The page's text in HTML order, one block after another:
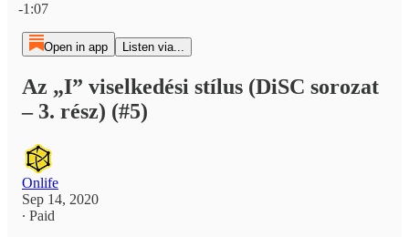
-1:07
Open in app Listen via...
Az „I” viselkedési stílus (DiSC sorozat
– 3. rész) (#5)
Onlife
Sep 14, 2020
∙ Paid